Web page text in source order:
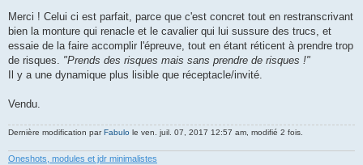
Merci ! Celui ci est parfait, parce que c'est concret tout en restranscrivant
bien la monture qui renacle et le cavalier qui lui sussure des trucs, et
essaie de la faire accomplir l'épreuve, tout en étant réticent à prendre trop
de risques. "Prends des risques mais sans prendre de risques !"
Il y a une dynamique plus lisible que réceptacle/invité.
Vendu.
Dernière modification parFabulo le ven. juil. 07, 2017 12:57 am, modifié 2 fois.
Oneshots, modules et jdr minimalistes